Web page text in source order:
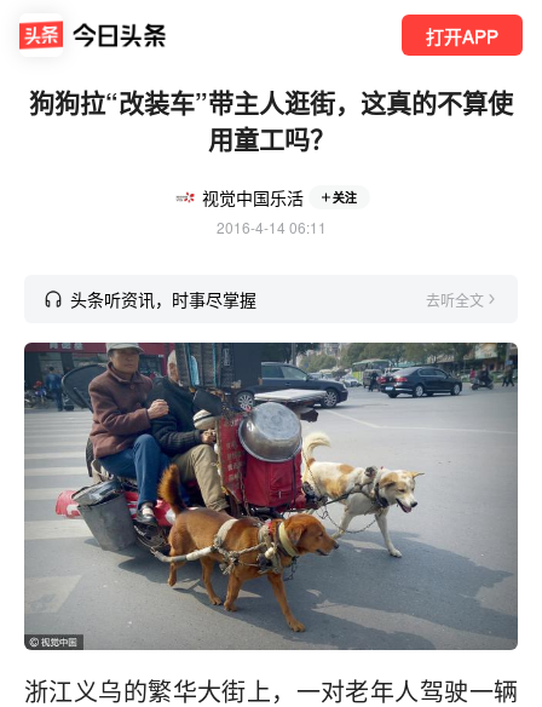
打开APP
狗狗拉“改装车”带主人逛街，这真的不算使
用童工吗？
视觉中国乐活 关注
2016-4-14 06:11
头条听资讯，时事尽掌握 去听全文
浙江义乌的繁华大街上，一对老年人驾驶一辆